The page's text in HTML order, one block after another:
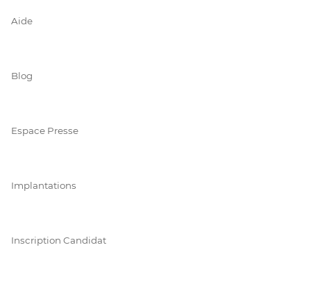
Aide
Blog
Espace Presse
Implantations
Inscription Candidat